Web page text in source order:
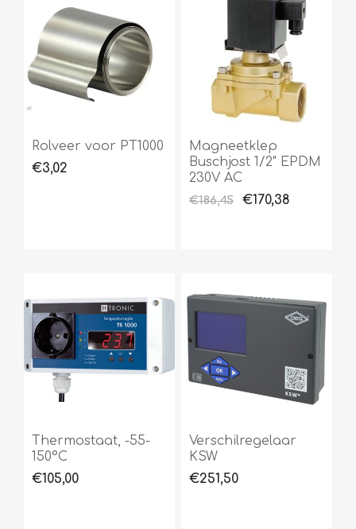
Rolveer voor PT1000
€3,02
Magneetklep
Buschjost 1/2" EPDM
230V AC
€186,45 €170,38
Thermostaat, -55-
150°C
€105,00
Verschilregelaar
KSW
€251,50